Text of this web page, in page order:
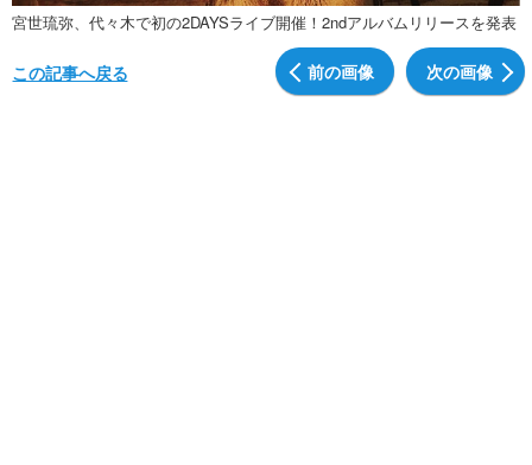
宮世琉弥、代々木で初の2DAYSライブ開催！2ndアルバムリリースを発表
前の画像 次の画像
この記事へ戻る